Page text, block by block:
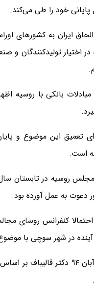
پایانی خود را طی می‌کند.
الحاق ایران به کشورهای
اختیار تولیدکنندگان و
تعمیق این موضوع و
است.
روسیه در تابستان
دعوت به عمل آورده بود.
در شهر سوچی با موضوع
وی اضافه کرد: آبان ۹۴